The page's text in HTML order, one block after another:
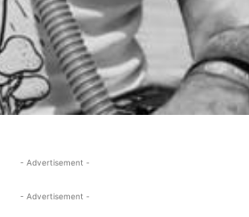
- Advertisement -
- Advertisement -